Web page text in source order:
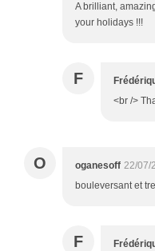
A brilliant,
your holidays !!!
F
<br />
O oganesoff 22/07/
bouleversant et
F